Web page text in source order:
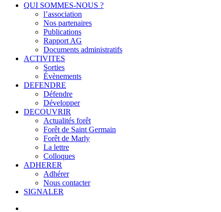
QUI SOMMES-NOUS ?
l’association
Nos partenaires
Publications
Rapport AG
Documents administratifs
ACTIVITES
Sorties
Évènements
DEFENDRE
Défendre
Développer
DECOUVRIR
Actualités forêt
Forêt de Saint Germain
Forêt de Marly
La lettre
Colloques
ADHERER
Adhérer
Nous contacter
SIGNALER